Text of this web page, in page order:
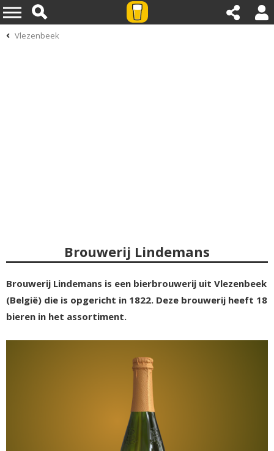
Vlezenbeek
Brouwerij Lindemans
Brouwerij Lindemans is een bierbrouwerij uit Vlezenbeek
(België) die is opgericht in 1822. Deze brouwerij heeft 18
bieren in het assortiment.